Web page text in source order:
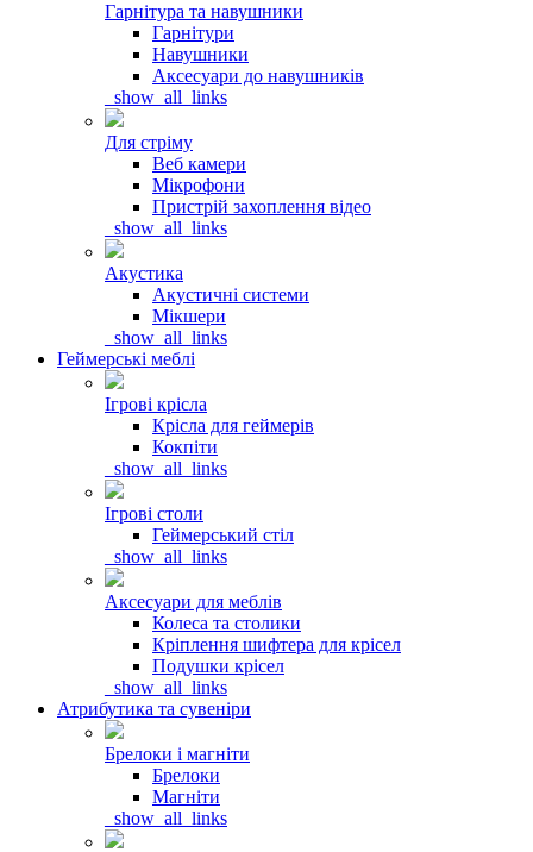
Гарнітура та навушники
Гарнітури
Навушники
Аксесуари до навушників
_show_all_links
Для стріму
Веб камери
Мікрофони
Пристрій захоплення відео
_show_all_links
Акустика
Акустичні системи
Мікшери
_show_all_links
Геймерські меблі
Ігрові крісла
Крісла для геймерів
Кокпіти
_show_all_links
Ігрові столи
Геймерський стіл
_show_all_links
Аксесуари для меблів
Колеса та столики
Кріплення шифтера для крісел
Подушки крісел
_show_all_links
Атрибутика та сувеніри
Брелоки і магніти
Брелоки
Магніти
_show_all_links